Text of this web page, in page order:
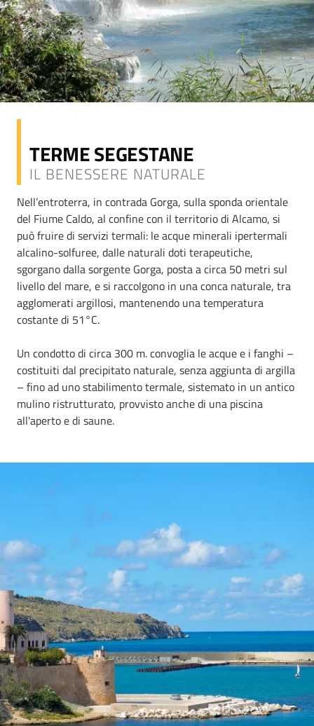
TERME SEGESTANE
IL BENESSERE NATURALE
Nell’entroterra, in contrada Gorga, sulla sponda orientale
del Fiume Caldo, al confine con il territorio di Alcamo, si
può fruire di servizi termali: le acque minerali ipertermali
alcalino-solfuree, dalle naturali doti terapeutiche,
sgorgano dalla sorgente Gorga, posta a circa 50 metri sul
livello del mare, e si raccolgono in una conca naturale, tra
agglomerati argillosi, mantenendo una temperatura
costante di 51°C.
Un condotto di circa 300 m. convoglia le acque e i fanghi –
costituiti dal precipitato naturale, senza aggiunta di argilla
– fino ad uno stabilimento termale, sistemato in un antico
mulino ristrutturato, provvisto anche di una piscina
all'aperto e di saune.